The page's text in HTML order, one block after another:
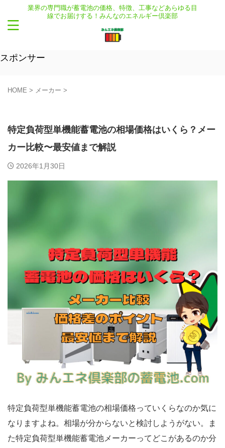
業界の専門職が蓄電池の価格、特徴、工事などあらゆる目
線でお届けする！みんなのエネルギー倶楽部
スポンサー
HOME > メーカー >
特定負荷型単機能蓄電池の相場価格はいくら？メー
カー比較〜最安値まで解説
2026年1月30日
特定負荷型単機能蓄電池の相場価格っていくらなのか気に
なりますよね。相場が分からないと検討しようがない。ま
た特定負荷型単機能蓄電池メーカーってどこがあるのか分